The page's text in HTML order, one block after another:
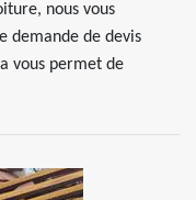
nous vous
demande de devis
vous permet de